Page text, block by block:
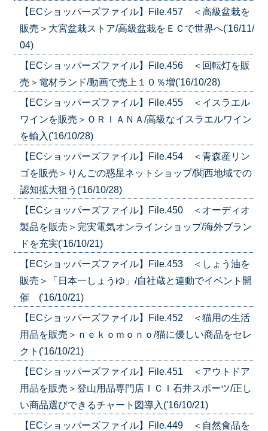
【ECショッパーズファイル】File.457 ＜高級盆栽を
販売＞大宮盆栽ストア/高級盆栽をＥＣで世界へ('16/11/
04)
【ECショッパーズファイル】File.456 ＜回転灯を販
売＞電材ランド/動画で売上１０％増('16/10/28)
【ECショッパーズファイル】File.455 ＜イスラエル
ワインを販売＞ＯＲＩＡＮＡ/高級なイスラエルワイン
を輸入('16/10/28)
【ECショッパーズファイル】File.454 ＜青森産リン
ゴを販売＞りんごの惑星ネットショップ/関西地域での
認知拡大狙う('16/10/28)
【ECショッパーズファイル】File.450 ＜オーディオ
製品を販売＞完実電気オンラインショップ/海外ブラン
ドを充実('16/10/21)
【ECショッパーズファイル】File.453 ＜しょう油を
販売＞「日本一しょうゆ」/自社蔵と連動でイベント開
催 ('16/10/21)
【ECショッパーズファイル】File.452 ＜猫用の生活
用品を販売＞ｎｅｋｏｍｏｎｏ/猫に優しい商品をセレ
クト('16/10/21)
【ECショッパーズファイル】File.451 ＜アウトドア
用品を販売＞登山用品専門店ＩＣＩ石井スポーツ/正し
い商品選びできるチャート図導入('16/10/21)
【ECショッパーズファイル】File.449 ＜自然食品を